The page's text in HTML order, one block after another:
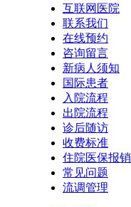
互联网医院
联系我们
在线预约
咨询留言
新病人须知
国际患者
入院流程
出院流程
诊后随访
收费标准
住院医保报销
常见问题
流调管理